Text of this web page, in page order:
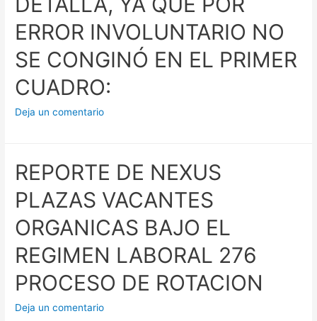
ERROR INVOLUNTARIO NO
SE CONGINÓ EN EL PRIMER
CUADRO:
Deja un comentario
REPORTE DE NEXUS
PLAZAS VACANTES
ORGANICAS BAJO EL
REGIMEN LABORAL 276
PROCESO DE ROTACION
Deja un comentario